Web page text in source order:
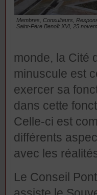
Membres, Consulteurs,
Saint-Père Benoît XVI, 25
monde, la Cité
minuscule est
exercer sa
dans cette
Celle-ci est
différents
avec les
Le Conseil